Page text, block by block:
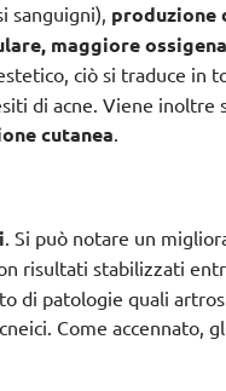
sanguigni), produzione
maggiore
ciò si traduce in
di acne. Viene inoltre
cutanea.
. Si può notare un
risultati stabilizzati
di patologie quali
. Come accennato,